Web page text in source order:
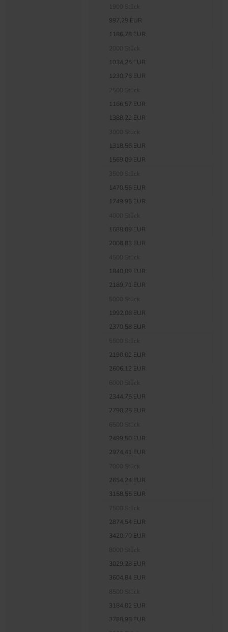
997,29 EUR
1186,78 EUR
1034,25 EUR
1230,76 EUR
1166,57 EUR
1388,22 EUR
1318,56 EUR
1569,09 EUR
1470,55 EUR
1749,95 EUR
1688,09 EUR
2008,83 EUR
1840,09 EUR
2189,71 EUR
1992,08 EUR
2370,58 EUR
2190,02 EUR
2606,12 EUR
2344,75 EUR
2790,25 EUR
2499,50 EUR
2974,41 EUR
2654,24 EUR
3158,55 EUR
2874,54 EUR
3420,70 EUR
3029,28 EUR
3604,84 EUR
3184,02 EUR
3788,98 EUR